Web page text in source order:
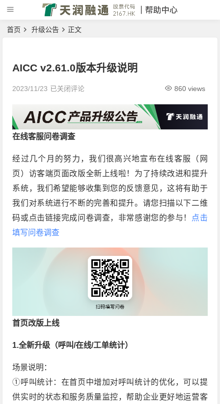
首页 升级公告 正文
AICC v2.61.0版本升级说明
2023/11/23 已关闭评论 860 views
在线客服问卷调查
经过几个月的努力，我们很高兴地宣布在线客服（网
页）访客端页面改版全新上线啦！为了持续改进和提升
系统，我们希望能够收集到您的反馈意见，这将有助于
我们对系统进行不断的完善和提升。请您扫描以下二维
码或点击链接完成问卷调查，非常感谢您的参与！
点击
填写问卷调查
首页改版上线
1.全新升级（呼叫/在线/工单统计）
场景说明：
①呼叫统计：在首页中增加对呼叫统计的优化，可以提
供实时的状态和服务质量监控，帮助企业更好地运营客